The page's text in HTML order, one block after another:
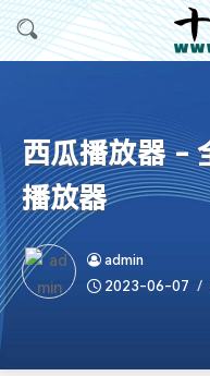
西瓜播放器 -
播放器
admin
2023-06-07